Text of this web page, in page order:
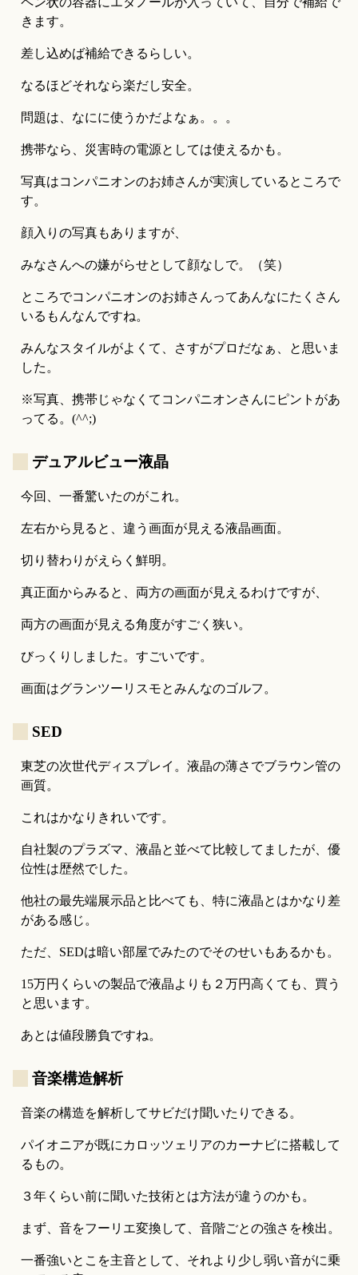
きます。
差し込めば補給できるらしい。
なるほどそれなら楽だし安全。
問題は、なにに使うかだよなぁ。。。
携帯なら、災害時の電源としては使えるかも。
写真はコンパニオンのお姉さんが実演しているところで
す。
顔入りの写真もありますが、
みなさんへの嫌がらせとして顔なしで。（笑）
ところでコンパニオンのお姉さんってあんなにたくさん
いるもんなんですね。
みんなスタイルがよくて、さすがプロだなぁ、と思いま
した。
※写真、携帯じゃなくてコンパニオンさんにピントがあ
ってる。(^^;)
デュアルビュー液晶
今回、一番驚いたのがこれ。
左右から見ると、違う画面が見える液晶画面。
切り替わりがえらく鮮明。
真正面からみると、両方の画面が見えるわけですが、
両方の画面が見える角度がすごく狭い。
びっくりしました。すごいです。
画面はグランツーリスモとみんなのゴルフ。
SED
東芝の次世代ディスプレイ。液晶の薄さでブラウン管の
画質。
これはかなりきれいです。
自社製のプラズマ、液晶と並べて比較してましたが、優
位性は歴然でした。
他社の最先端展示品と比べても、特に液晶とはかなり差
がある感じ。
ただ、SEDは暗い部屋でみたのでそのせいもあるかも。
15万円くらいの製品で液晶よりも２万円高くても、買う
と思います。
あとは値段勝負ですね。
音楽構造解析
音楽の構造を解析してサビだけ聞いたりできる。
パイオニアが既にカロッツェリアのカーナビに搭載して
るもの。
３年くらい前に聞いた技術とは方法が違うのかも。
まず、音をフーリエ変換して、音階ごとの強さを検出。
一番強いとこを主音として、それより少し弱い音がに乗